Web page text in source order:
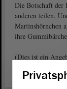
Die Botschaft der
anderen teilen.
Martinshörnchen
ihre
(Dies ist ein